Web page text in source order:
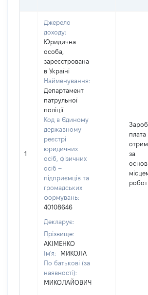
1
Джерело
доходу:
Юридична
особа,
зареєстрована
в Україні
Найменування:
Департамент
патрульної
поліції
Код в Єдиному
державному
реєстрі
юридичних
осіб, фізичних
осіб –
підприємців та
громадських
формувань:
40108646
Декларує:
Прізвище:
АКІМЕНКО
Ім'я:
МИКОЛА
По батькові (за
наявності):
МИКОЛАЙОВИЧ
плата
за